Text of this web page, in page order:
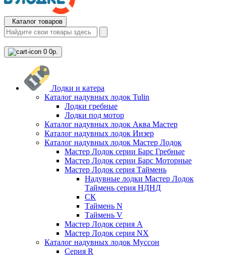
Каталог товаров
0 0р.
Лодки и катера
Каталог надувных лодок Tulin
Лодки гребные
Лодки под мотор
Каталог надувных лодок Аква Мастер
Каталог надувных лодок Инзер
Каталог надувных лодок Мастер Лодок
Мастер Лодок серии Барс Гребные
Мастер Лодок серии Барс Моторные
Мастер Лодок серия Таймень
Надувные лодки Мастер Лодок
Таймень серия НДНД
СК
Таймень N
Таймень V
Мастер Лодок серия А
Мастер Лодок серия NX
Каталог надувных лодок Муссон
Серия R